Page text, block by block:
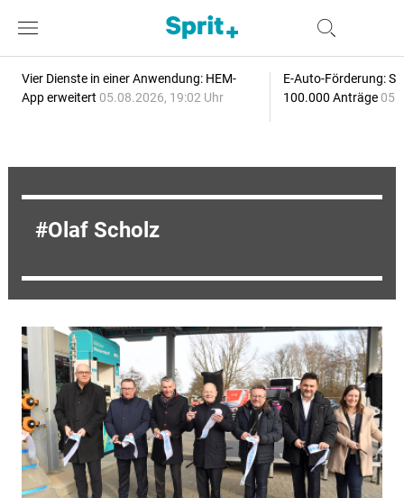
Vier Dienste in einer Anwendung: HEM-
App erweitert 05.08.2026, 19:02 Uhr
E-Auto-Förderung:
100.000 Anträge
Olaf Scholz